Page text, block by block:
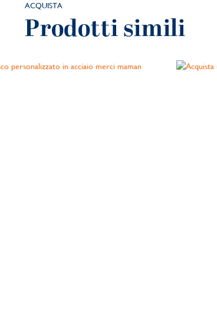
ACQUISTA
Prodotti simili